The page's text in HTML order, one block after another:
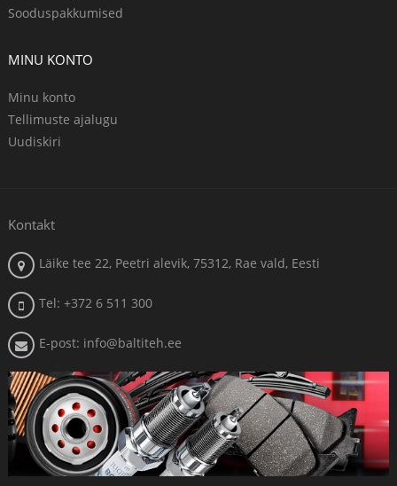
Sooduspakkumised
MINU KONTO
Minu konto
Tellimuste ajalugu
Uudiskiri
Kontakt
Läike tee 22, Peetri alevik, 75312, Rae vald, Eesti
Tel: +372 6 511 300
E-post: info@baltiteh.ee